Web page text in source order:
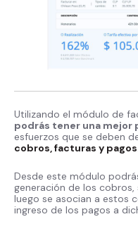
Utilizando el módulo de
podrás tener una mejor
esfuerzos que se deben
cobros, facturas y
Desde este módulo
generación de los
luego se asocian a estos
ingreso de los pagos a